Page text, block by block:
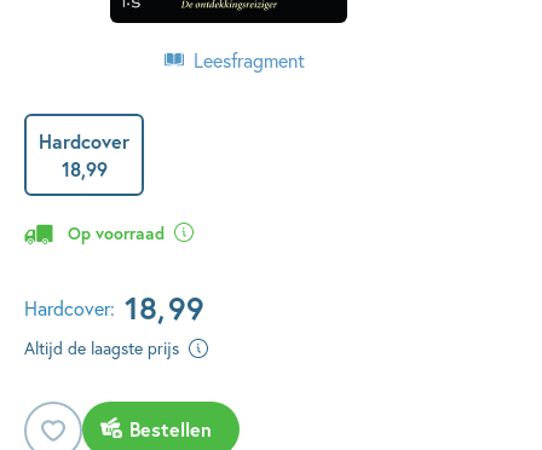
Leesfragment
Hardcover
18,99
Op voorraad
Hardcover: 18,99
Altijd de laagste prijs
Bestellen